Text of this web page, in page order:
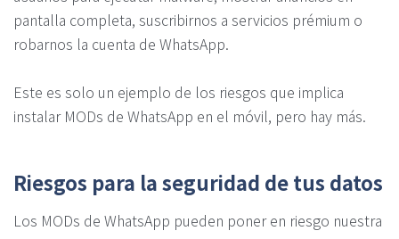
pantalla completa, suscribirnos a servicios prémium o
robarnos la cuenta de WhatsApp.
Este es solo un ejemplo de los riesgos que implica
instalar MODs de WhatsApp en el móvil, pero hay más.
Riesgos para la seguridad de tus datos
Los MODs de WhatsApp pueden poner en riesgo nuestra